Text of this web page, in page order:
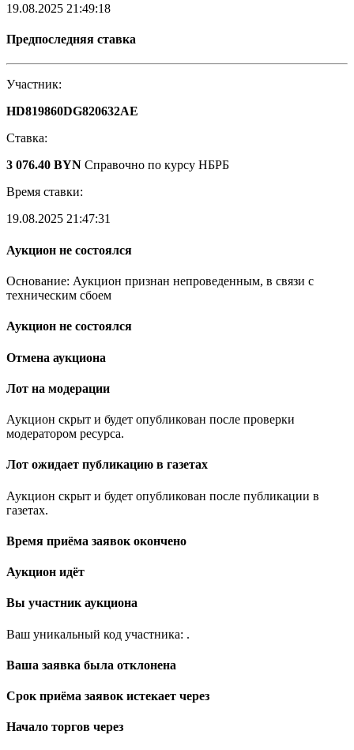
19.08.2025 21:49:18
Предпоследняя ставка
Участник:
HD819860DG820632AE
Ставка:
3 076.40 BYN Справочно по курсу НБРБ
Время ставки:
19.08.2025 21:47:31
Аукцион не состоялся
Основание: Аукцион признан непроведенным, в связи с
техническим сбоем
Аукцион не состоялся
Отмена аукциона
Лот на модерации
Аукцион скрыт и будет опубликован после проверки
модератором ресурса.
Лот ожидает публикацию в газетах
Аукцион скрыт и будет опубликован после публикации в
газетах.
Время приёма заявок окончено
Аукцион идёт
Вы участник аукциона
Ваш уникальный код участника: .
Ваша заявка была отклонена
Срок приёма заявок истекает через
Начало торгов через